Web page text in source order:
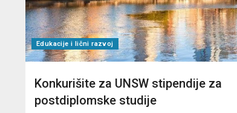
Edukacije i lični razvoj
Konkurišite za UNSW stipendije za
postdiplomske studije